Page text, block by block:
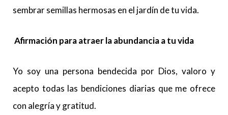
sembrar semillas hermosas en el jardín de tu vida.
Afirmación para atraer la abundancia a tu vida
Yo soy una persona bendecida por Dios, valoro y
acepto todas las bendiciones diarias que me ofrece
con alegría y gratitud.